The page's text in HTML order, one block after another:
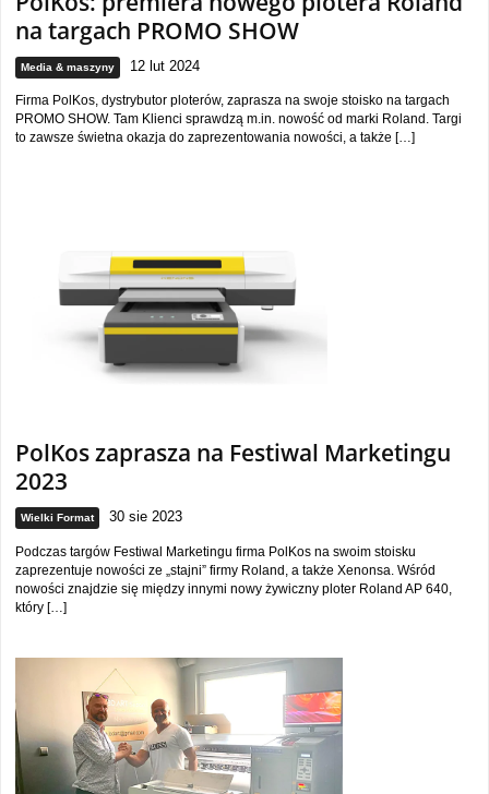
na targach PROMO SHOW
Media & maszyny 12 lut 2024
Firma PolKos, dystrybutor ploterów, zaprasza na swoje stoisko na targach
PROMO SHOW. Tam Klienci sprawdzą m.in. nowość od marki Roland. Targi
to zawsze świetna okazja do zaprezentowania nowości, a także […]
PolKos zaprasza na Festiwal Marketingu
2023
Wielki Format 30 sie 2023
Podczas targów Festiwal Marketingu firma PolKos na swoim stoisku
zaprezentuje nowości ze „stajni” firmy Roland, a także Xenonsa. Wśród
nowości znajdzie się między innymi nowy żywiczny ploter Roland AP 640,
który […]